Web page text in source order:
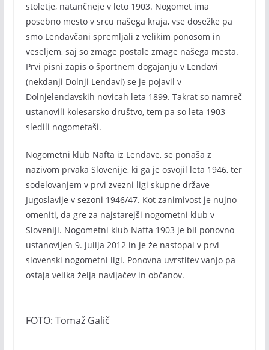
stoletje, natančneje v leto 1903. Nogomet ima
posebno mesto v srcu našega kraja, vse dosežke pa
smo Lendavčani spremljali z velikim ponosom in
veseljem, saj so zmage postale zmage našega mesta.
Prvi pisni zapis o športnem dogajanju v Lendavi
(nekdanji Dolnji Lendavi) se je pojavil v
Dolnjelendavskih novicah leta 1899. Takrat so namreč
ustanovili kolesarsko društvo, tem pa so leta 1903
sledili nogometaši.
Nogometni klub Nafta iz Lendave, se ponaša z
nazivom prvaka Slovenije, ki ga je osvojil leta 1946, ter
sodelovanjem v prvi zvezni ligi skupne države
Jugoslavije v sezoni 1946/47. Kot zanimivost je nujno
omeniti, da gre za najstarejši nogometni klub v
Sloveniji. Nogometni klub Nafta 1903 je bil ponovno
ustanovljen 9. julija 2012 in je že nastopal v prvi
slovenski nogometni ligi. Ponovna uvrstitev vanjo pa
ostaja velika želja navijačev in občanov.
FOTO: Tomaž Galič